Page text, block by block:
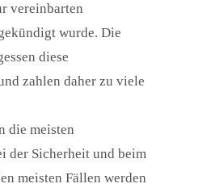
vereinbarten
wurde. Die
diese
zahlen daher zu viele
die meisten
der Sicherheit und beim
meisten Fällen werden